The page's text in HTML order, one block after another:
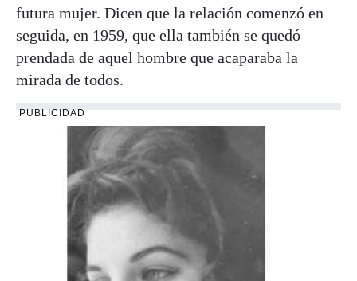
futura mujer. Dicen que la relación comenzó en
seguida, en 1959, que ella también se quedó
prendada de aquel hombre que acaparaba la
mirada de todos.
PUBLICIDAD